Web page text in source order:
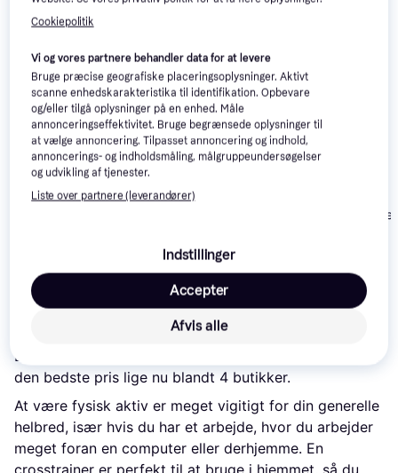
Trender
3.299 kr.
-1.950 kr.
Eller 3 betalinger af
3.683 kr.
Abilica
7.999 kr.
Læs om produktet
Laveste pris for
den bedste pris lige nu blandt 4 butikker.
At være fysisk aktiv er meget vigitigt for din generelle
helbred, især hvis du har et arbejde, hvor du arbejder
meget foran en computer eller derhjemme. En
crosstrainer er perfekt til at bruge i hjemmet, så du
Cookiepolitik
Vi og vores partnere behandler data for at levere
Bruge præcise geografiske placeringsoplysninger. Aktivt
scanne enhedskarakteristika til identifikation. Opbevare
og/eller tilgå oplysninger på en enhed. Måle
annonceringseffektivitet. Bruge begrænsede oplysninger til
at vælge annoncering. Tilpasset annoncering og indhold,
annoncerings- og indholdsmåling, målgruppeundersøgelser
og udvikling af tjenester.
Liste over partnere (leverandører)
Indstillinger
Afvis alle
Accepter